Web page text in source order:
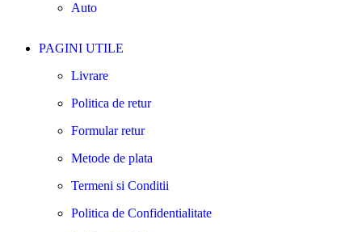
Auto
PAGINI UTILE
Livrare
Politica de retur
Formular retur
Metode de plata
Termeni si Conditii
Politica de Confidentialitate